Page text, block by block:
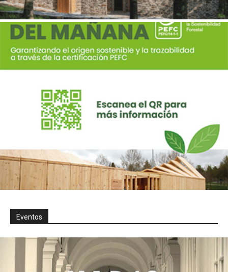
Eventos